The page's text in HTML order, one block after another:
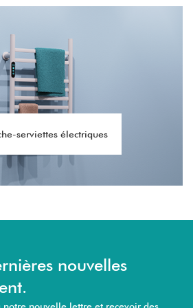
serviettes électriques
nouvelles